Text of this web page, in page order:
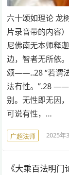
六十颂如理论 龙
片录音带的内容
尼佛南无本师释
边，智者无所依
颂——..28 “若谓
法有性。”.28
别。无性即无因
可说有性，…
广超法师 2025年
《大乘百法明门